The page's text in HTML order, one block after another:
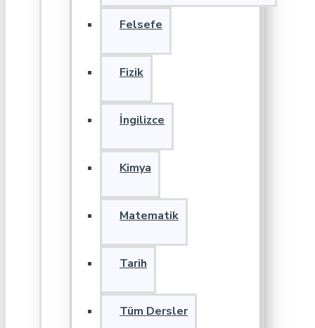
Felsefe
Fizik
İngilizce
Kimya
Matematik
Tarih
Tüm Dersler